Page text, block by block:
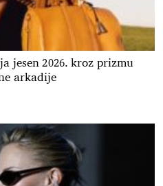
jesen 2026. kroz prizmu
arkadije